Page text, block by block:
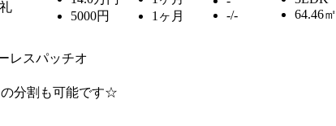
5000円
1ヶ月
-/-
64.46㎡
レスパッチオ
分割も可能です☆